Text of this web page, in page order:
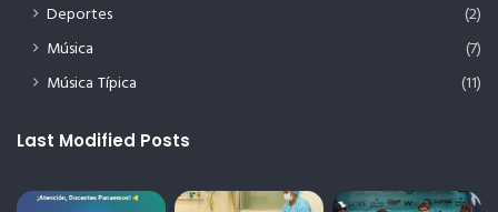
Deportes
(2)
Música
(7)
Música Típica
(11)
Last Modified Posts